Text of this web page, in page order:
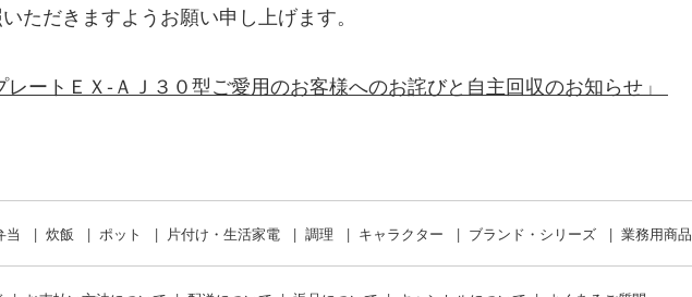
ただきますようお願い申し上げます。
レートＥＸ-ＡＪ３０型ご愛用のお客様へのお詫びと自主回収のお知らせ」
当 炊飯 ポット 片付け・生活家電 調理 キャラクター ブランド・シリーズ 業務用商品